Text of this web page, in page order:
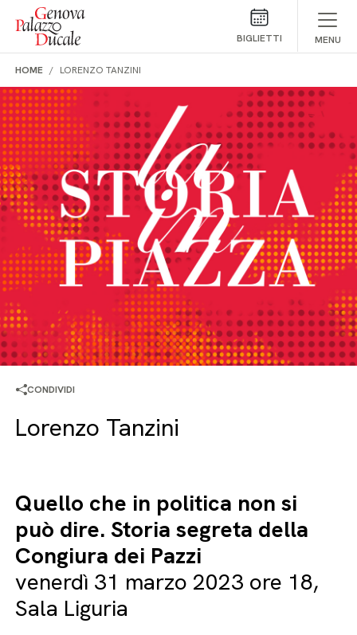
Salta al contenuto
BIGLIETTI MENU
HOME LORENZO TANZINI
CONDIVIDI
Lorenzo Tanzini
Quello che in politica non si
può dire. Storia segreta della
Congiura dei Pazzi
venerdì 31 marzo 2023 ore 18,
Sala Liguria